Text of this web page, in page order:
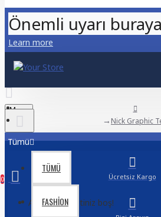
Önemli uyarı
Learn more
Menu
Tümü
TÜMÜ
FASHION
0
Alışveriş sepetiniz boş!
Nick Graphic
Ücretsiz Kargo